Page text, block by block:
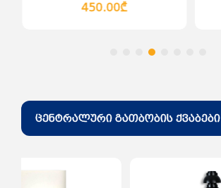
450.00₾
ცენტრალური გათბობის ქვაბები